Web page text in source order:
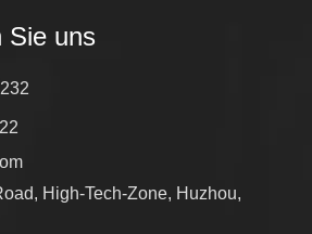
Sie uns
High-Tech-Zone, Huzhou,